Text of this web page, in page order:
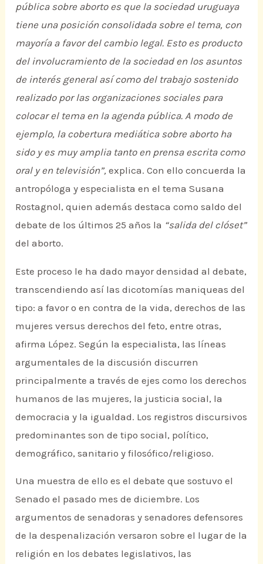
pública sobre aborto es que la sociedad uruguaya
tiene una posición consolidada sobre el tema, con
mayoría a favor del cambio legal. Esto es producto
del involucramiento de la sociedad en los asuntos
de interés general así como del trabajo sostenido
realizado por las organizaciones sociales para
colocar el tema en la agenda pública. A modo de
ejemplo, la cobertura mediática sobre aborto ha
sido y es muy amplia tanto en prensa escrita como
oral y en televisión”, explica. Con ello concuerda la
antropóloga y especialista en el tema Susana
Rostagnol, quien además destaca como saldo del
debate de los últimos 25 años la “salida del clóset”
del aborto.
Este proceso le ha dado mayor densidad al debate,
transcendiendo así las dicotomías maniqueas del
tipo: a favor o en contra de la vida, derechos de las
mujeres versus derechos del feto, entre otras,
afirma López. Según la especialista, las líneas
argumentales de la discusión discurren
principalmente a través de ejes como los derechos
humanos de las mujeres, la justicia social, la
democracia y la igualdad. Los registros discursivos
predominantes son de tipo social, político,
demográfico, sanitario y filosófico/religioso.
Una muestra de ello es el debate que sostuvo el
Senado el pasado mes de diciembre. Los
argumentos de senadoras y senadores defensores
de la despenalización versaron sobre el lugar de la
religión en los debates legislativos, las